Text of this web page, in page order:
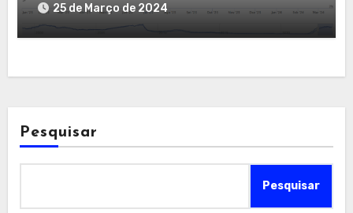
25 de Março de 2024
Pesquisar
Pesquisar